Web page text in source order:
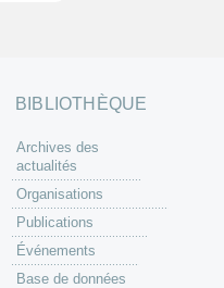
BIBLIOTHÈQUE
Archives des
actualités
Organisations
Publications
Événements
Base de données